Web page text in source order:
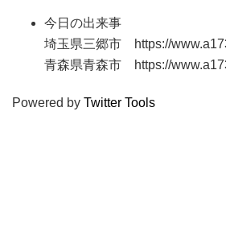
今日の出来事
埼玉県三郷市 https://
青森県青森市 https://
Powered by Twitter Tools